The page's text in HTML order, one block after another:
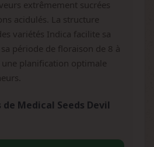
extrêmement sucrées
acidulés. La structure
variétés Indica facilite sa
période de floraison de 8 à
planification optimale
Medical Seeds Devil